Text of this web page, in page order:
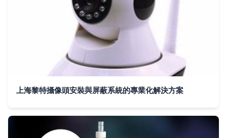
上海黎特攝像頭安裝與屏蔽系統的專業化解決方案